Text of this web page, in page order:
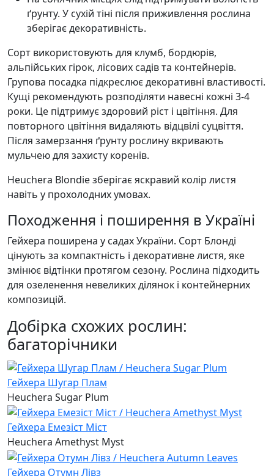
ґрунту. У сухій тіні після приживлення рослина
зберігає декоративність.
Сорт використовують для клумб, бордюрів,
альпійських гірок, лісових садів та контейнерів.
Групова посадка підкреслює декоративні властивості.
Кущі рекомендують розподіляти навесні кожні 3-4
роки. Це підтримує здоровий ріст і цвітіння. Для
повторного цвітіння видаляють відцвілі суцвіття.
Після замерзання ґрунту рослину вкривають
мульчею для захисту коренів.
Heuchera Blondie зберігає яскравий колір листя
навіть у прохолодних умовах.
Походження і поширення в Україні
Гейхера поширена у садах України. Сорт Блонді
цінують за компактність і декоративне листя, яке
змінює відтінки протягом сезону. Рослина підходить
для озеленення невеликих ділянок і контейнерних
композицій.
Добірка схожих рослин:
багаторічники
Гейхера Шугар Плам
Heuchera Sugar Plum
Гейхера Емезіст Міст
Heuchera Amethyst Myst
Гейхера Отумн Лівз